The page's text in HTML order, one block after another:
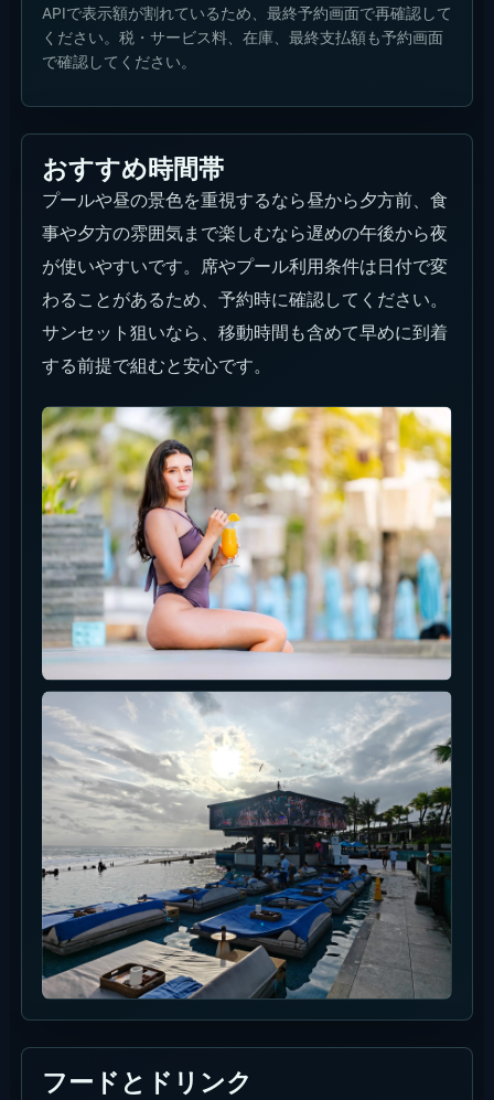
APIで表示額が割れているため、最終予約画面で再確認して
ください。税・サービス料、在庫、最終支払額も予約画面
で確認してください。
おすすめ時間帯
プールや昼の景色を重視するなら昼から夕方前、食
事や夕方の雰囲気まで楽しむなら遅めの午後から夜
が使いやすいです。席やプール利用条件は日付で変
わることがあるため、予約時に確認してください。
サンセット狙いなら、移動時間も含めて早めに到着
する前提で組むと安心です。
フードとドリンク